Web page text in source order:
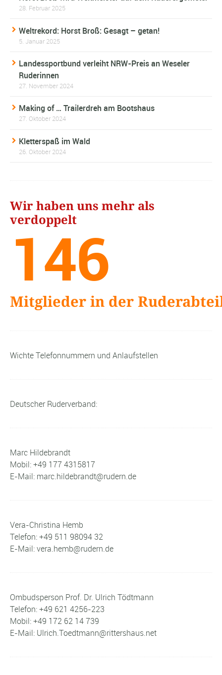
28. Februar 2025
Weltrekord: Horst Broß: Gesagt – getan!
5. Januar 2025
Landessportbund verleiht NRW-Preis an Weseler
Ruderinnen
27. November 2024
Making of … Trailerdreh am Bootshaus
27. Oktober 2024
Kletterspaß im Wald
26. Oktober 2024
Wir haben uns mehr als
verdoppelt
146
Mitglieder in der
Wichte Telefonnummern und Anlaufstellen
Deutscher Ruderverband:
Marc Hildebrandt
Mobil: +49 177 4315817
E-Mail: marc.hildebrandt@rudern.de
Vera-Christina Hemb
Telefon: +49 511 98094 32
E-Mail: vera.hemb@rudern.de
Ombudsperson Prof. Dr. Ulrich Tödtmann​​​​​​​
Telefon: +49 621 4256-223
Mobil: +49 172 62 14 739
E-Mail: Ulrich.Toedtmann@rittershaus.net